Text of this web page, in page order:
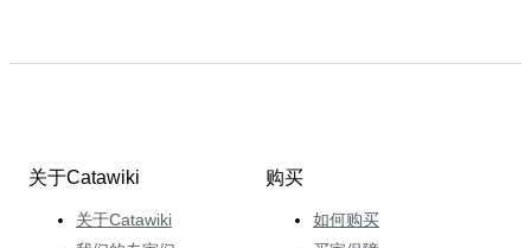
关于Catawiki
关于Catawiki
购买
如何购买